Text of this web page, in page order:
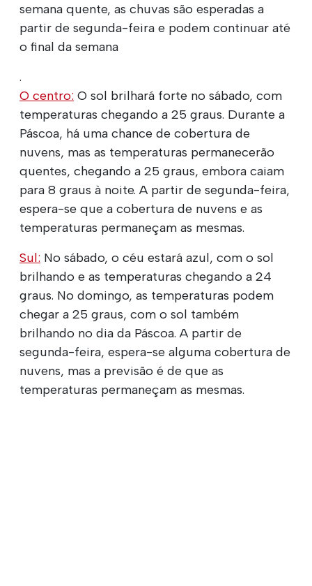
semana quente, as chuvas são esperadas a
partir de segunda-feira e podem continuar até
o final da semana
.
O centro: O sol brilhará forte no sábado, com
temperaturas chegando a 25 graus. Durante a
Páscoa, há uma chance de cobertura de
nuvens, mas as temperaturas permanecerão
quentes, chegando a 25 graus, embora caiam
para 8 graus à noite. A partir de segunda-feira,
espera-se que a cobertura de nuvens e as
temperaturas permaneçam as mesmas.
Sul: No sábado, o céu estará azul, com o sol
brilhando e as temperaturas chegando a 24
graus. No domingo, as temperaturas podem
chegar a 25 graus, com o sol também
brilhando no dia da Páscoa. A partir de
segunda-feira, espera-se alguma cobertura de
nuvens, mas a previsão é de que as
temperaturas permaneçam as mesmas.